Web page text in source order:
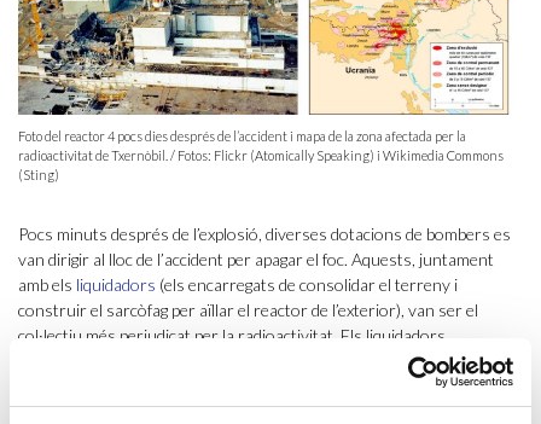
Foto del reactor 4 pocs dies després de l’accident i mapa de la zona afectada per la
radioactivitat de Txernòbil. / Fotos: Flickr (Atomically Speaking) i Wikimedia Commons
(Sting)
Pocs minuts després de l’explosió, diverses dotacions de bombers es
van dirigir al lloc de l’accident per apagar el foc. Aquests, juntament
amb els liquidadors (els encarregats de consolidar el terreny i
construir el sarcòfag per aïllar el reactor de l’exterior), van ser el
col·lectiu més perjudicat per la radioactivitat. Els liquidadors,
provinents d’arreu de l’URSS, no van ser informats ni de la dimensió
del desastre ni de les conseqüències que tindria exposar-se a nivells
de radiació tan elevats. Molts van morir al cap de pocs mesos, i la